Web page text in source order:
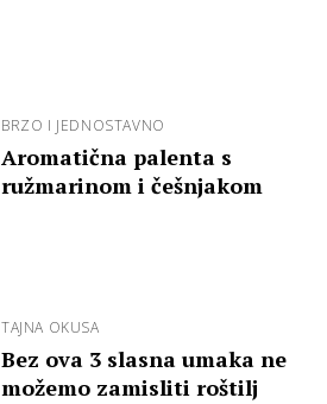
BRZO I JEDNOSTAVNO
Aromatična palenta s
ružmarinom i češnjakom
TAJNA OKUSA
Bez ova 3 slasna umaka ne
možemo zamisliti roštilj